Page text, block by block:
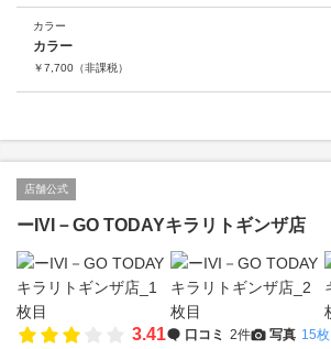
カラー
カラー
￥7,700 （非課税）
店舗公式
ーIVI－GO TODAYキラリトギンザ店
3.41 口コミ 2件 写真 15枚